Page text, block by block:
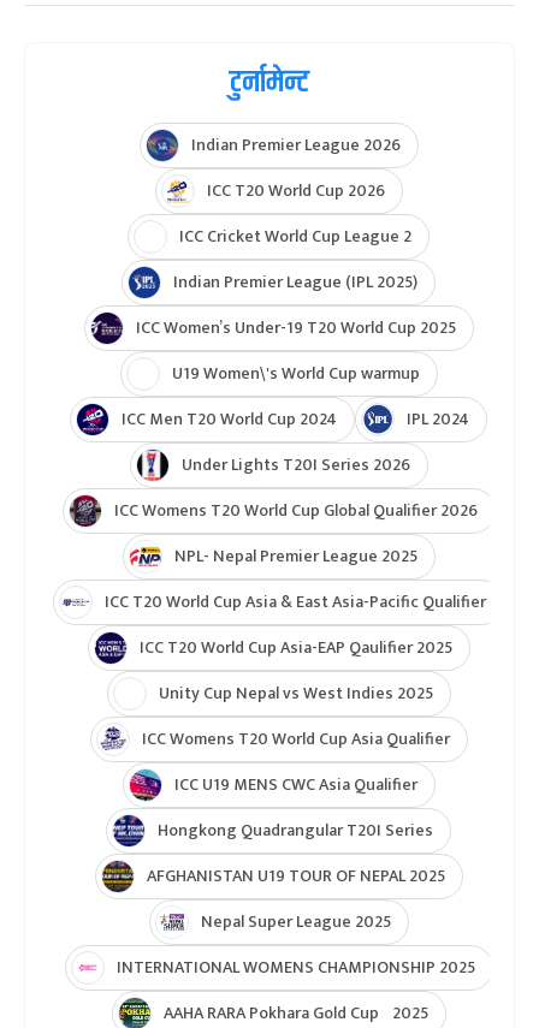
टुर्नामेन्ट
Indian Premier League 2026
ICC T20 World Cup 2026
ICC Cricket World Cup League 2
Indian Premier League (IPL 2025)
ICC Women’s Under-19 T20 World Cup 2025
U19 Women\'s World Cup warmup
ICC Men T20 World Cup 2024
IPL 2024
Under Lights T20I Series 2026
ICC Womens T20 World Cup Global Qualifier 2026
NPL- Nepal Premier League 2025
ICC T20 World Cup Asia & East Asia-Pacific Qualifier
ICC T20 World Cup Asia-EAP Qaulifier 2025
Unity Cup Nepal vs West Indies 2025
ICC Womens T20 World Cup Asia Qualifier
ICC U19 MENS CWC Asia Qualifier
Hongkong Quadrangular T20I Series
AFGHANISTAN U19 TOUR OF NEPAL 2025
Nepal Super League 2025
INTERNATIONAL WOMENS CHAMPIONSHIP 2025
AAHA RARA Pokhara Gold Cup 2025